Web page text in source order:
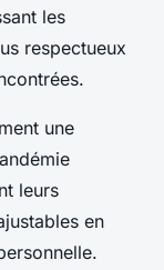
les
respectueux
une
leurs
en